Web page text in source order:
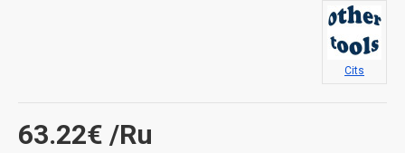
63.22€ /Ru
Cits